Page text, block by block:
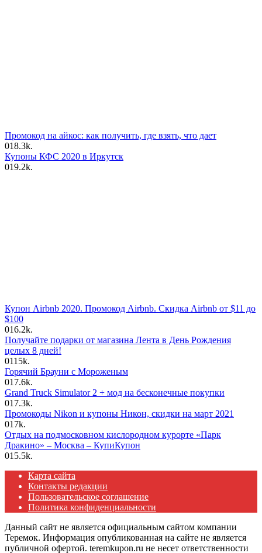
Промокод на айкос: как получить, где взять, что дает
018.3k.
Купоны КФС 2020 в Иркутск
019.2k.
Купон Airbnb 2020. Промокод Airbnb. Скидка Airbnb от $11 до
$100
016.2k.
Получайте подарки от магазина Лента в День Рождения
целых 8 дней!
0115k.
Горячий Брауни с Мороженым
017.6k.
Grand Truck Simulator 2 + мод на бесконечные покупки
017.3k.
Промокоды Nikon и купоны Никон, скидки на март 2021
017k.
Отдых на подмосковном кислородном курорте «Парк
Дракино» – Москва – КупиКупон
015.5k.
Карта сайта
Контакты редакции
Пользовательское соглашение
Политика конфиденциальности
Данный сайт не является официальным сайтом компании
Теремок. Информация опубликованная на сайте не является
публичной офертой. teremkupon.ru не несет ответственности